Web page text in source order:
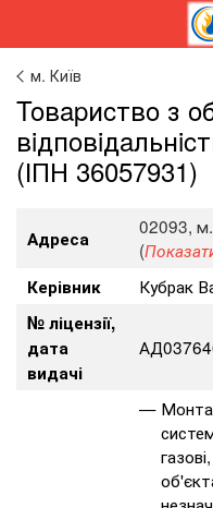
м. Київ
Toвapиcтвo з
(ІПН 36057931)
Адреса
02093, м.
(
Керівник
Кубрак
№ ліцензії,
дата
видачі